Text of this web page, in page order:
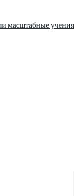
масштабные учения